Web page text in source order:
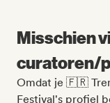
Misschien
curatoren/
Omdat je 🇫🇷
Festival's profiel